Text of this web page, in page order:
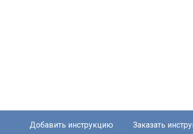
Добавить инструкцию Заказать